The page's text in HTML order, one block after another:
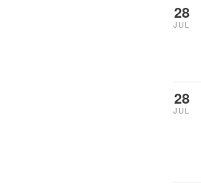
28
JUL
28
JUL